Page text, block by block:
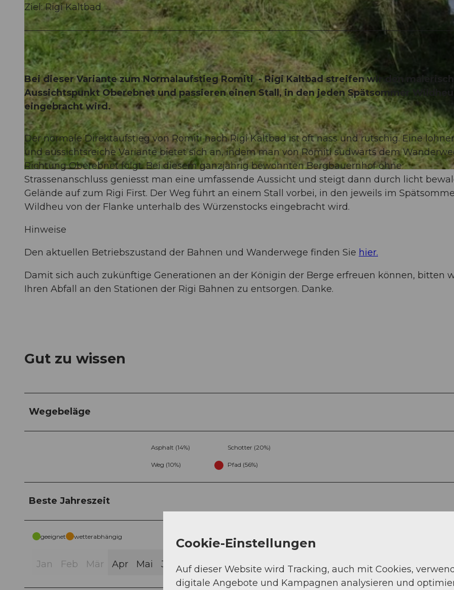
Ziel: Rigi Kaltbad
Bei dieser Variante zum Normalaufstieg Romiti - Rigi Kaltbad streifen wir den
Aussichtspunkt Oberebnet und passieren einen Stall, in den jeden Spätsommer Wildheu
eingebracht wird.
Der normale Direktaufstieg von Romiti nach Rigi Kaltbad ist oft nass und rutschig. Eine
und aussichtsreiche Variante bietet sich an, indem man von Romiti südwärts dem
Richtung Oberebnet folgt. Bei diesem ganzjährig bewohnten Bergbauernhof ohne
Strassenanschluss geniesst man eine umfassende Aussicht und steigt dann durch licht
Gelände auf zum Rigi First. Der Weg führt an einem Stall vorbei, in den jeweils im
Wildheu von der Flanke unterhalb des Würzenstocks eingebracht wird.
Hinweise
Den aktuellen Betriebszustand der Bahnen und Wanderwege finden Sie hier.
Damit sich auch zukünftige Generationen an der Königin der Berge erfreuen können, bitten
Ihren Abfall an den Stationen der Rigi Bahnen zu entsorgen. Danke.
Gut zu wissen
Wegebeläge
Asphalt (14%) Schotter (20%)
Weg (10%) Pfad (56%)
Beste Jahreszeit
geeignet wetterabhängig
Jan Feb Mär Apr Mai Jun Jul Aug Sep Okt Nov Dez
Cookie-Einstellungen
Auf dieser Website wird Tracking, auch mit Cookies,
digitale Angebote und Kampagnen analysieren und